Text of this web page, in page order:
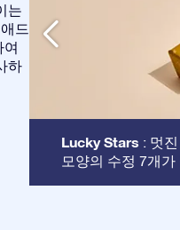
는
드
여
하
Lucky Stars : 멋
모양의 수정 7개